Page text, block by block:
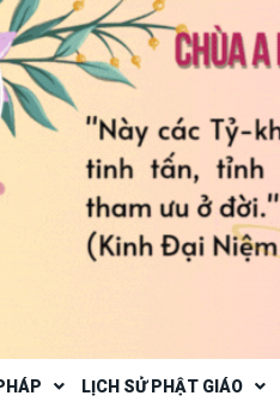
LỊCH SỬ PHẬT GIÁO